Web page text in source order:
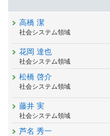
高橋 潔
社会システム領域
花岡 達也
社会システム領域
松橋 啓介
社会システム領域
藤井 実
社会システム領域
芦名 秀一